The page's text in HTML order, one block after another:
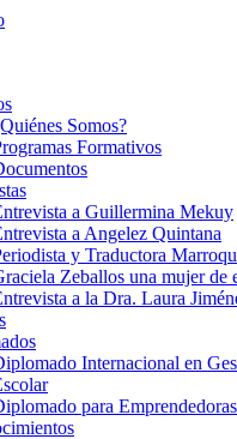
Somos?
Formativos
a Guillermina Mekuy
a Angelez Quintana
y Traductora
Zeballos una mujer de
a la Dra. Laura
Internacional en
para Emprendedoras